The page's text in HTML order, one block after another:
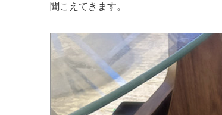
聞こえてきます。